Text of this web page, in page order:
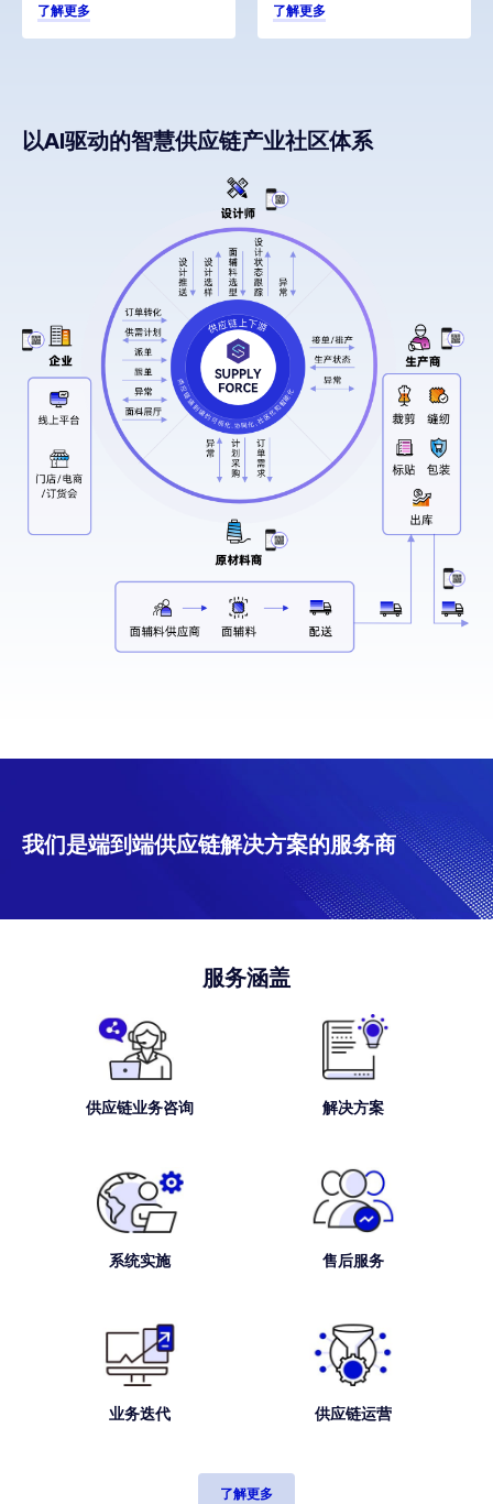
了解更多 了解更多
以AI驱动的智慧供应链产业社区体系
我们是端到端供应链解决方案的服务商
服务涵盖
供应链业务咨询 解决方案
系统实施 售后服务
业务迭代 供应链运营
了解更多